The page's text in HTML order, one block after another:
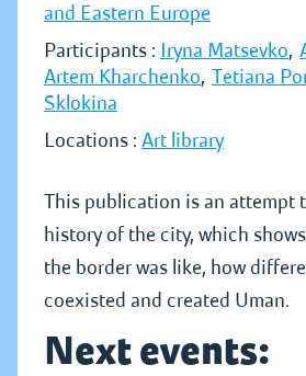
and Eastern Europe
Participants : Iryna Matsevko,
Artem Kharchenko, Tetiana
Sklokina
Locations : Art library
This publication is an attempt
history of the city, which
the border was like, how
coexisted and created Uman.
Next events: